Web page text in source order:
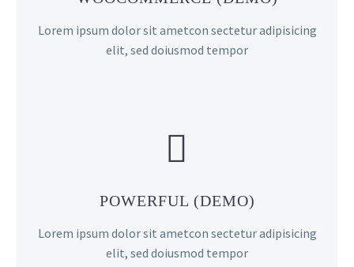
Lorem ipsum dolor sit ametcon sectetur adipisicing
elit, sed doiusmod tempor


POWERFUL (DEMO)
Lorem ipsum dolor sit ametcon sectetur adipisicing
elit, sed doiusmod tempor